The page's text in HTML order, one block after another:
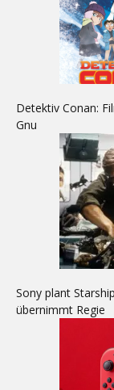
Detektiv Conan:
Gnu
Sony plant
übernimmt Regie